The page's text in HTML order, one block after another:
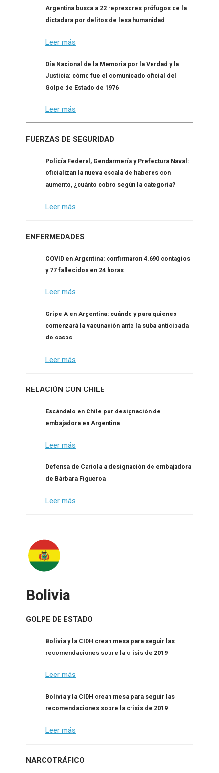
Argentina busca a 22 represores prófugos de la
dictadura por delitos de lesa humanidad
Leer más
Día Nacional de la Memoria por la Verdad y la
Justicia: cómo fue el comunicado oficial del
Golpe de Estado de 1976
Leer más
FUERZAS DE SEGURIDAD
Policía Federal, Gendarmería y Prefectura Naval:
oficializan la nueva escala de haberes con
aumento, ¿cuánto cobro según la categoría?
Leer más
ENFERMEDADES
COVID en Argentina: confirmaron 4.690 contagios
y 77 fallecidos en 24 horas
Leer más
Gripe A en Argentina: cuándo y para quienes
comenzará la vacunación ante la suba anticipada
de casos
Leer más
RELACIÓN CON CHILE
Escándalo en Chile por designación de
embajadora en Argentina
Leer más
Defensa de Cariola a designación de embajadora
de Bárbara Figueroa
Leer más
Bolivia
GOLPE DE ESTADO
Bolivia y la CIDH crean mesa para seguir las
recomendaciones sobre la crisis de 2019
Leer más
Bolivia y la CIDH crean mesa para seguir las
recomendaciones sobre la crisis de 2019
Leer más
NARCOTRÁFICO